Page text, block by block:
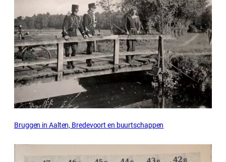
Bruggen in Aalten, Bredevoort en buurtschappen